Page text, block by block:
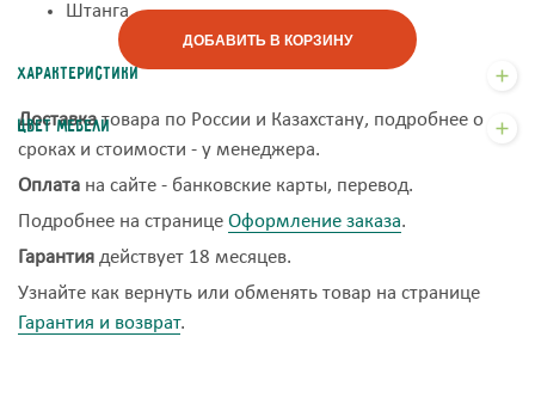
ДОБАВИТЬ В КОРЗИНУ
Доставкатовара по России и Казахстану, подробнее о
сроках и стоимости - у менеджера.
Оплата на сайте - банковские карты, перевод.
Подробнее на странице Оформление заказа.
Гарантия действует 18 месяцев.
Узнайте как вернуть или обменять товар на странице
Гарантия и возврат.
Штанга
Характеристики
Цвет мебели